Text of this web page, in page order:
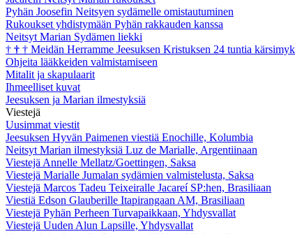
Pyhän Joosefin Neitsyen sydämelle omistautuminen
Rukoukset yhdistymään Pyhän rakkauden kanssa
Neitsyt Marian Sydämen liekki
† † † Meidän Herramme Jeesuksen Kristuksen 24 tuntia
Ohjeita lääkkeiden valmistamiseen
Mitalit ja skapulaarit
Ihmeelliset kuvat
Jeesuksen ja Marian ilmestyksiä
Viestejä
Uusimmat viestit
Jeesuksen Hyvän Paimenen viestiä Enochille, Kolumbia
Neitsyt Marian ilmestyksiä Luz de Marialle, Argentiinaan
Viestejä Annelle Mellatz/Goettingen, Saksa
Viestejä Marialle Jumalan sydämien valmistelusta, Saksa
Viestejä Marcos Tadeu Teixeiralle Jacareí SP:hen, Brasiliaan
Viestiä Edson Glauberille Itapirangaan AM, Brasiliaan
Viestejä Pyhän Perheen Turvapaikkaan, Yhdysvallat
Viestejä Uuden Alun Lapsille, Yhdysvallat